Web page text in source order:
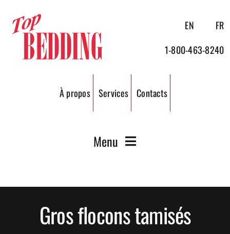
contenu
EN
FR
1-800-463-8240
À propos Services Contacts
Menu
Granules de bois
Gros flocons tamisés